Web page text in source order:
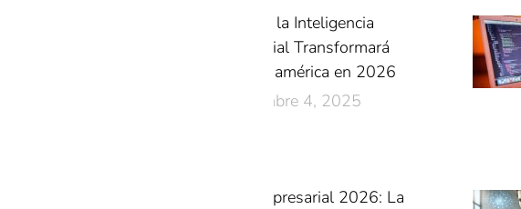
Cómo la Inteligencia
Artificial Transformará
Latinoamérica en 2026
diciembre 4, 2025
IA Empresarial 2026: La